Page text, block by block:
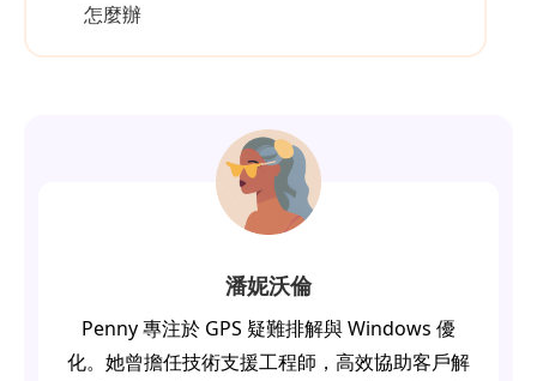
怎麼辦
潘妮沃倫
Penny 專注於 GPS 疑難排解與 Windows 優
化。她曾擔任技術支援工程師，高效協助客戶解